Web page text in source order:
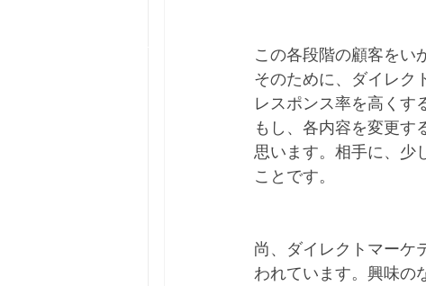
この各段階の顧客をい
そのために、ダイレク
レスポンス率を高くす
もし、各内容を変更す
思います。相手に、少
ことです。
尚、ダイレクトマーケ
われています。興味の